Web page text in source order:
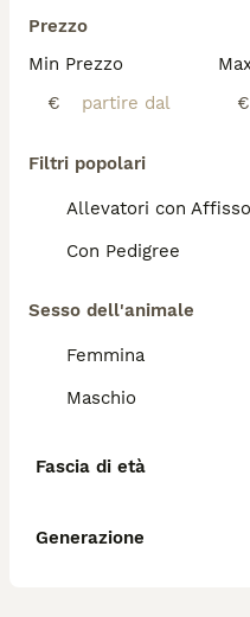
Prezzo
Min Prezzo
€
€
Filtri popolari
Allevatori con Affisso
Con Pedigree
Sesso dell'animale
Femmina
Maschio
Fascia di età
Generazione